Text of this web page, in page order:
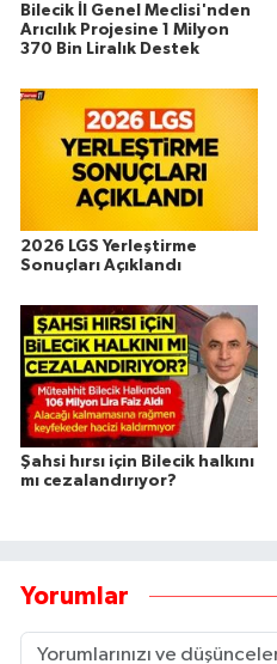
Bilecik İl Genel Meclisi'nden
Arıcılık Projesine 1 Milyon
370 Bin Liralık Destek
2026 LGS Yerleştirme
Sonuçları Açıklandı
Şahsi hırsı için Bilecik halkını
mı cezalandırıyor?
Yorumlar